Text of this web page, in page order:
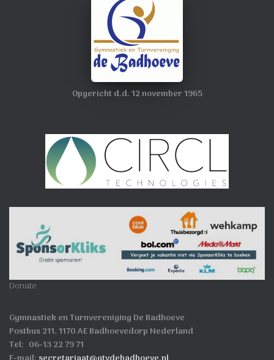
Opgericht d.d. 12 november 1965
Donate
Gymnastiek en Turnvereniging De Badhoeve
Postbus 211, 1170 AE Badhoevedorp Nederland
Tel: 06-13 22 79 71